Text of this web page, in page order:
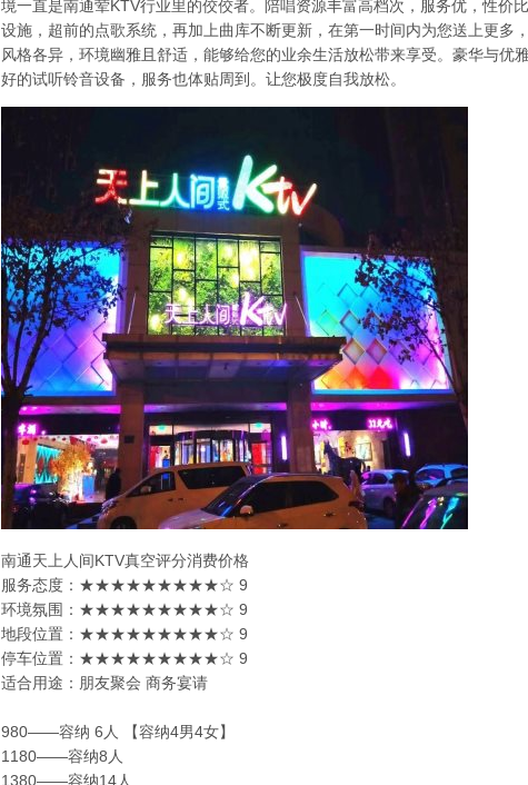
境一直是南通荤KTV行业里的佼佼者。陪唱资源丰富高档次，服务优，性价
设施，超前的点歌系统，再加上曲库不断更新，在第一时间内为您送上更多
风格各异，环境幽雅且舒适，能够给您的业余生活放松带来享受。豪华与优
好的试听铃音设备，服务也体贴周到。让您极度自我放松。
南通天上人间KTV真空评分消费价格
服务态度：★★★★★★★★★☆ 9
环境氛围：★★★★★★★★★☆ 9
地段位置：★★★★★★★★★☆ 9
停车位置：★★★★★★★★★☆ 9
适合用途：朋友聚会 商务宴请
980——容纳 6人 【容纳4男4女】
1180——容纳8人
1380——容纳14人